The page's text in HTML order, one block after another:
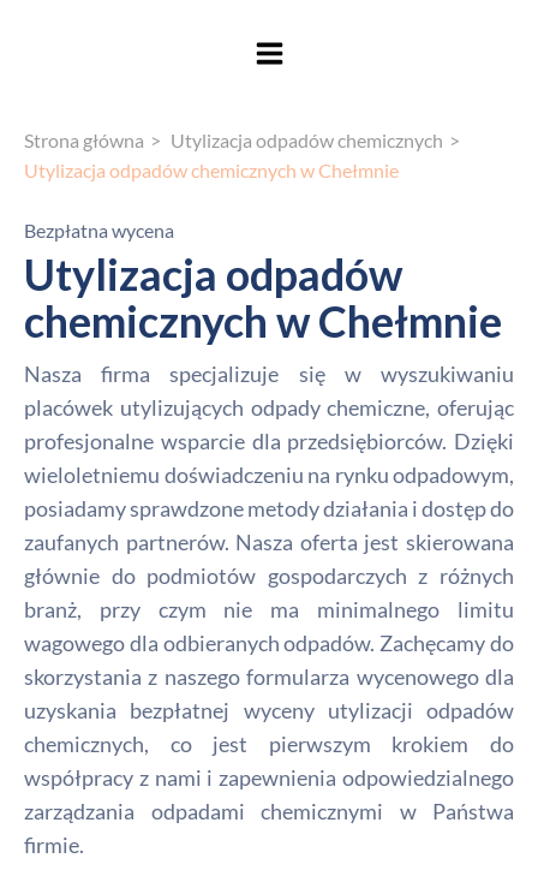
Strona główna
Utylizacja odpadów chemicznych
Utylizacja odpadów chemicznych w Chełmnie
Bezpłatna wycena
Utylizacja odpadów
chemicznych w Chełmnie
Nasza firma specjalizuje się w wyszukiwaniu
placówek utylizujących odpady chemiczne, oferując
profesjonalne wsparcie dla przedsiębiorców. Dzięki
wieloletniemu doświadczeniu na rynku odpadowym,
posiadamy sprawdzone metody działania i dostęp do
zaufanych partnerów. Nasza oferta jest skierowana
głównie do podmiotów gospodarczych z różnych
branż, przy czym nie ma minimalnego limitu
wagowego dla odbieranych odpadów. Zachęcamy do
skorzystania z naszego formularza wycenowego dla
uzyskania bezpłatnej wyceny utylizacji odpadów
chemicznych, co jest pierwszym krokiem do
współpracy z nami i zapewnienia odpowiedzialnego
zarządzania odpadami chemicznymi w Państwa
firmie.